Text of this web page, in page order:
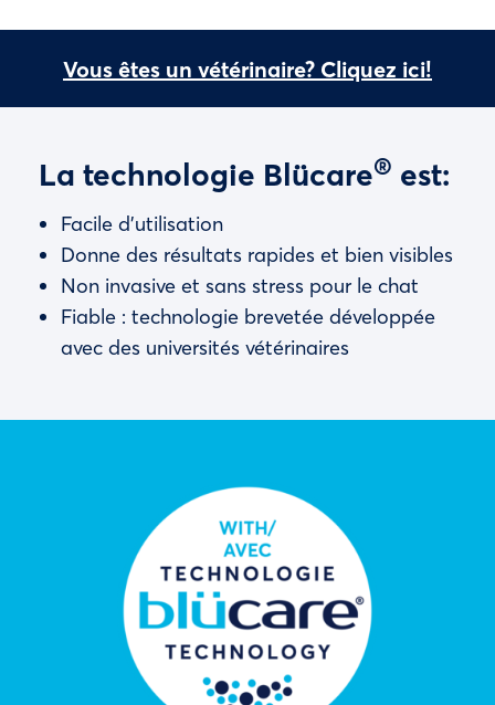
Vous êtes un vétérinaire? Cliquez ici!
La technologie Blücare® est:
Facile d’utilisation
Donne des résultats rapides et bien visibles
Non invasive et sans stress pour le chat
Fiable : technologie brevetée développée
avec des universités vétérinaires